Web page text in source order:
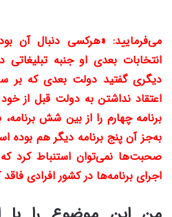
می‌فرمایید: «هرکسی دنبال آن
انتخابات بعدی او جنبه
دیگری گفتید دولت بعدی که بر
اعتقاد نداشتن به دولت قبل از
برنامه چهارم را از بین شش برنامه،
به‌جز آن پنج برنامه دیگر هم بوده
صحبت‌ها نمی‌توان استنباط کرد که
اجرای برنامه‌ها در کشور افرادی